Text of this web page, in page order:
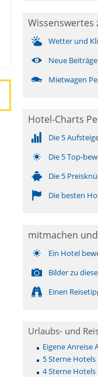
Wissenswertes
Wetter und
Neue
Mietwagen
Hotel-Charts
Die 5
Die 5 Top-
Die 5
Die besten
mitmachen
Ein Hotel
Bilder zu
Einen
Urlaubs- und
Eigene Anreise
5 Sterne Hotels
4 Sterne Hotels